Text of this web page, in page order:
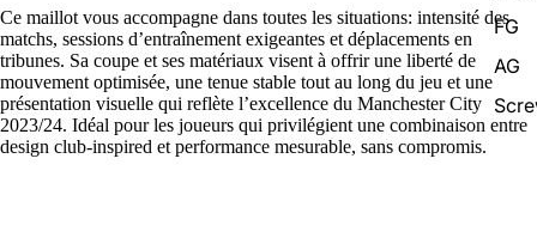
FG
AG
Ce maillot vous accompagne dans toutes les situations: intensité des
matchs, sessions d’entraînement exigeantes et déplacements en
tribunes. Sa coupe et ses matériaux visent à offrir une liberté de
mouvement optimisée, une tenue stable tout au long du jeu et une
présentation visuelle qui reflète l’excellence du Manchester City
2023/24. Idéal pour les joueurs qui privilégient une combinaison entre
design club-inspired et performance mesurable, sans compromis.